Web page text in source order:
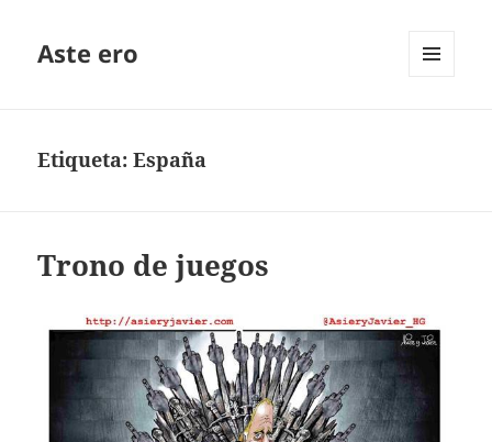
Aste ero
Etiqueta:España
Trono de juegos